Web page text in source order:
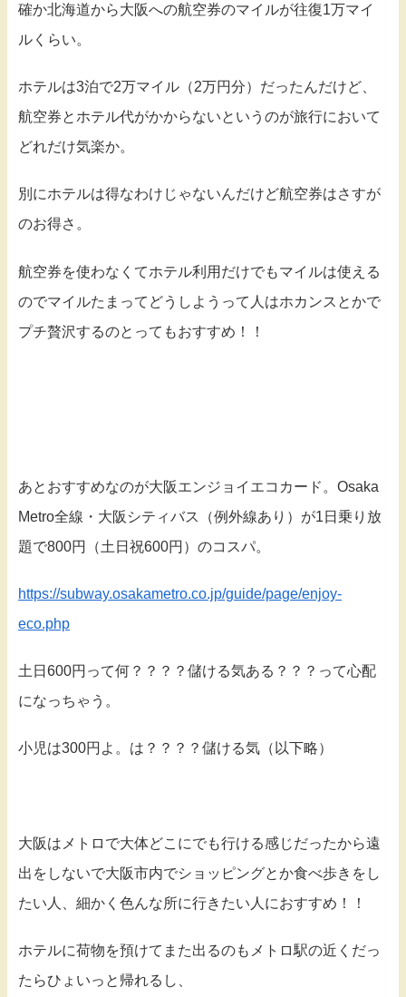
確か北海道から大阪への航空券のマイルが往復1万マイ
ルくらい。
ホテルは3泊で2万マイル（2万円分）だったんだけど、
航空券とホテル代がかからないというのが旅行において
どれだけ気楽か。
別にホテルは得なわけじゃないんだけど航空券はさすが
のお得さ。
航空券を使わなくてホテル利用だけでもマイルは使える
のでマイルたまってどうしようって人はホカンスとかで
プチ贅沢するのとってもおすすめ！！
あとおすすめなのが大阪エンジョイエコカード。Osaka
Metro全線・大阪シティバス（例外線あり）が1日乗り放
題で800円（土日祝600円）のコスパ。
https://subway.osakametro.co.jp/guide/page/enjoy-
eco.php
土日600円って何？？？？儲ける気ある？？？って心配
になっちゃう。
小児は300円よ。は？？？？儲ける気（以下略）
大阪はメトロで大体どこにでも行ける感じだったから遠
出をしないで大阪市内でショッピングとか食べ歩きをし
たい人、細かく色んな所に行きたい人におすすめ！！
ホテルに荷物を預けてまた出るのもメトロ駅の近くだっ
たらひょいっと帰れるし、